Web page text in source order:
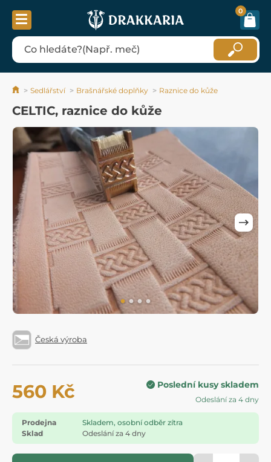
0
Sedlářství Brašnářské doplňky Raznice do kůže
CELTIC, raznice do kůže
Česká výroba
560 Kč Poslední kusy skladem
Odeslání za 4 dny
Prodejna
Skladem, osobní odběr zítra
Sklad
Odeslání za 4 dny